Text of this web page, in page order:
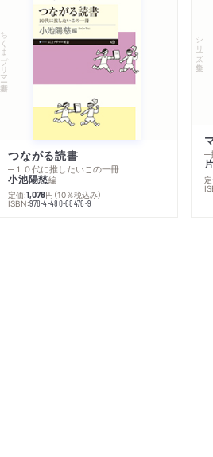
ちくまプリマー新書
つながる読書
─１０代に推したいこの一冊
小池陽慈編
定価:1,078円 （10％税込み）
ISBN:978-4-480-68476-9
シリーズ・全集
─